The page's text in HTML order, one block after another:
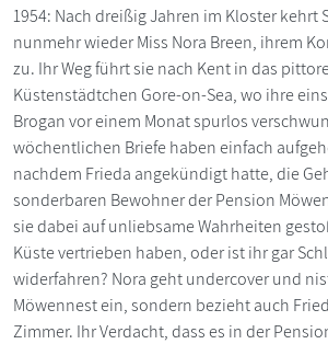
1954: Nach dreißig Jahren im Kloster kehrt
nunmehr wieder Miss Nora Breen, ihrem
zu. Ihr Weg führt sie nach Kent in das
Küstenstädtchen Gore-on-Sea, wo ihre
Brogan vor einem Monat spurlos
wöchentlichen Briefe haben einfach
nachdem Frieda angekündigt hatte, die
sonderbaren Bewohner der Pension
sie dabei auf unliebsame Wahrheiten
Küste vertrieben haben, oder ist ihr gar
widerfahren? Nora geht undercover und
Möwennest ein, sondern bezieht auch
Zimmer. Ihr Verdacht, dass es in der